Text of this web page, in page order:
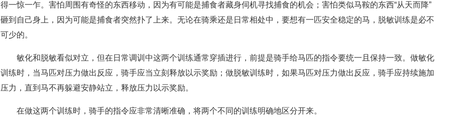
得一惊一乍。害怕周围有奇怪的东西移动，因为有可能是捕食者藏身伺机寻找捕食的机会；害怕类似马鞍的东西“从天而降”
砸到自己身上，因为可能是捕食者突然扑了上来。无论在骑乘还是日常相处中，要想有一匹安全稳定的马，脱敏训练是必不
可少的。
敏化和脱敏看似对立，但在日常调训中这两个训练通常穿插进行，前提是骑手给马匹的指令要统一且保持一致。做敏化
训练时，当马匹对压力做出反应，骑手应当立刻释放以示奖励；做脱敏训练时，如果马匹对压力做出反应，骑手应持续施加
压力，直到马不再躲避安静站立，释放压力以示奖励。
在做这两个训练时，骑手的指令应非常清晰准确，将两个不同的训练明确地区分开来。